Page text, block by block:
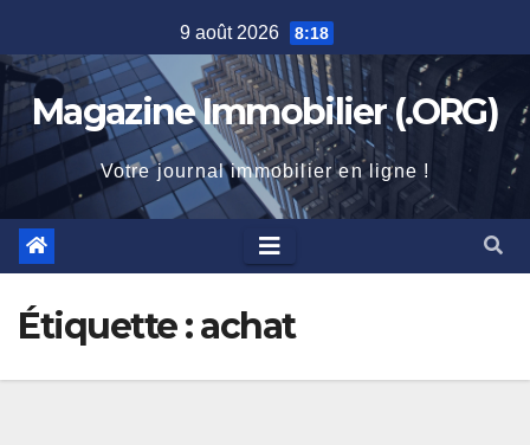
to
content
9 août 2026 8:18
Magazine Immobilier (.ORG)
Votre journal immobilier en ligne !
Étiquette :achat